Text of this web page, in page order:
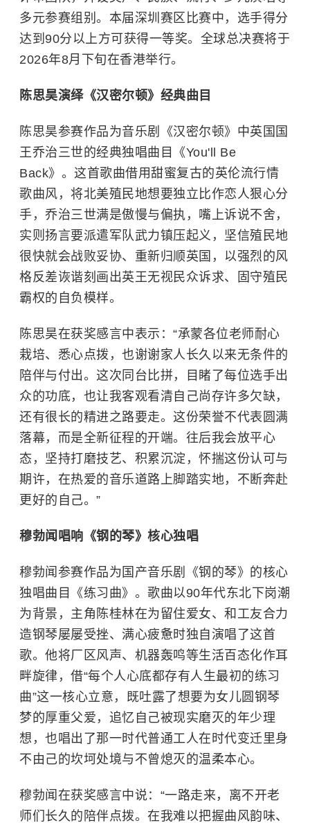
多元参赛组别。本届深圳赛区比赛中，选手得分
达到90分以上方可获得一等奖。全球总决赛将于
2026年8月下旬在香港举行。
陈思昊演绎《汉密尔顿》经典曲目
陈思昊参赛作品为音乐剧《汉密尔顿》中英国国
王乔治三世的经典独唱曲目《You'll Be
Back》。这首歌曲借用甜蜜复古的英伦流行情
歌曲风，将北美殖民地想要独立比作恋人狠心分
手， 乔治三世满是傲慢与偏执，嘴上诉说不舍，
实则扬言要派遣军队武力镇压起义，坚信殖民地
很快就会战败妥协、重新归顺英国，以强烈的风
格反差诙谐刻画出英王无视民众诉求、固守殖民
霸权的自负模样。
陈思昊在获奖感言中表示：“承蒙各位老师耐心
栽培、悉心点拨，也谢谢家人长久以来无条件的
陪伴与付出。这次同台比拼，目睹了每位选手出
众的功底，也让我客观看清自己尚存许多欠缺，
还有很长的精进之路要走。这份荣誉不代表圆满
落幕，而是全新征程的开端。往后我会放平心
态，坚持打磨技艺、积累沉淀，怀揣这份认可与
期许，在热爱的音乐道路上脚踏实地，不断奔赴
更好的自己。”
穆勃闻唱响《钢的琴》核心独唱
穆勃闻参赛作品为国产音乐剧《钢的琴》的核心
独唱曲目《练习曲》。歌曲以90年代东北下岗潮
为背景，主角陈桂林在为留住爱女、和工友合力
造钢琴屡屡受挫、满心疲惫时独自演唱了这首
歌。他将厂区风声、机器轰鸣等生活百态化作耳
畔旋律，借“每个人心底都存有人生最初的练习
曲”这一核心立意，既吐露了想要为女儿圆钢琴
梦的厚重父爱，追忆自己被现实磨灭的年少理
想，也唱出了那一时代普通工人在时代变迁里身
不由己的坎坷处境与不曾熄灭的温柔本心。
穆勃闻在获奖感言中说：“一路走来，离不开老
师们长久的陪伴点拨。在我难以把握曲风韵味、